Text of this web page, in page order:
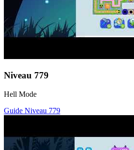
Niveau 779
Hell Mode
Guide Niveau 779